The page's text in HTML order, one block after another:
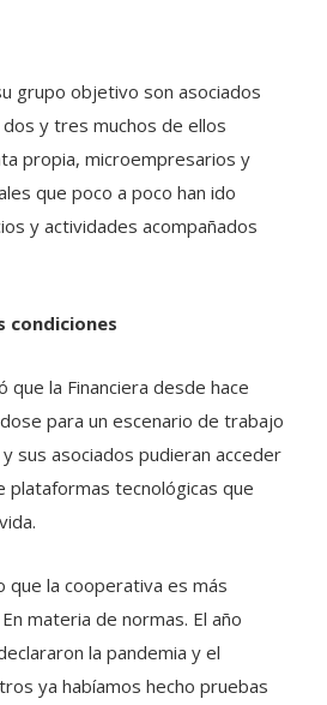
grupo objetivo son asociados
y tres muchos de ellos
propia, microempresarios y
que poco a poco han ido
y actividades acompañados
condiciones
que la Financiera desde hace
para un escenario de trabajo
sus asociados pudieran acceder
plataformas tecnológicas que
que la cooperativa es más
materia de normas. El año
la pandemia y el
ya habíamos hecho pruebas